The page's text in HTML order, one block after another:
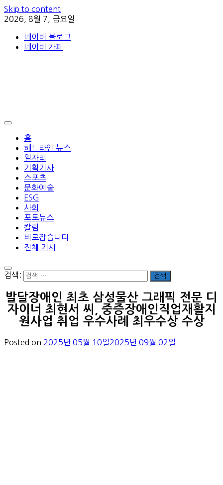
Skip to content
2026, 8월 7, 금요일
네이버 블로그
네이버 카페
홈
헤드라인 뉴스
일자리
기획기사
스포츠
문화예술
ESG
사회
포토뉴스
칼럼
바로잡습니다
전체 기사
검색:
발달장애인 최초 삼성물산 그래픽 전문 디
자이너 최현서 씨, 중증장애인직업재활지
원사업 취업 우수사례 최우수상 수상
Posted on 2025년 05월 10일2025년 09월 02일